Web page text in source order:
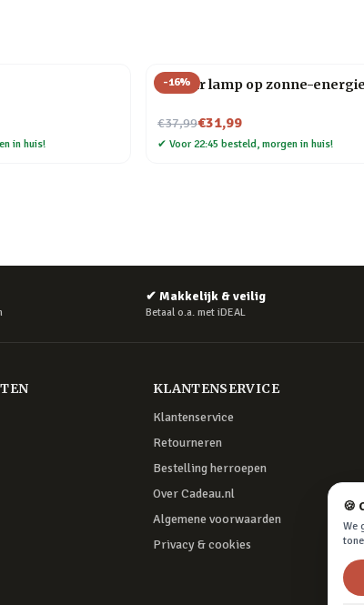
in huis!
-16%
Sun Jar lamp op zonne-energie
€37,99
Nu voor€31,99
✔ Voor 22:45 besteld, morgen in huis!
✔ Makkelijk & veilig
Betaal o.a. met iDEAL
KLANTENSERVICE
Klantenservice
Retourneren
Bestelling herroepen
Over Cadeau.nl
Algemene voorwaarden
Privacy & cookies
🍪
We